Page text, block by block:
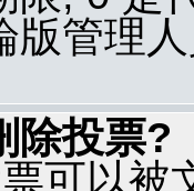
版管理
除投票?
可以被